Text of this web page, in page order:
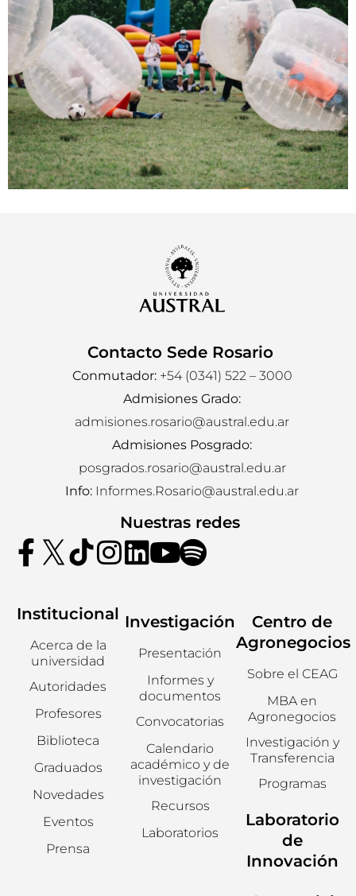
Contacto Sede Rosario
Conmutador:+54 (0341) 522 – 3000
Admisiones Grado:
admisiones.rosario@austral.edu.ar
Admisiones Posgrado:
posgrados.rosario@austral.edu.ar
Info: Informes.Rosario@austral.edu.ar
Nuestras redes
Institucional
Acerca de la
universidad
Autoridades
Profesores
Biblioteca
Graduados
Novedades
Eventos
Prensa
Investigación
Presentación
Informes y
documentos
Convocatorias
Calendario
académico y de
investigación
Recursos
Laboratorios
Centro de
Agronegocios
Sobre el CEAG
MBA en
Agronegocios
Investigación y
Transferencia
Programas
Laboratorio
de
Innovación